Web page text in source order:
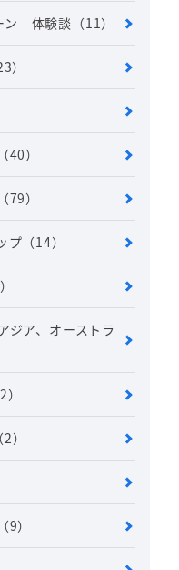
ン 体験談 （11）
）
（40）
（79）
プ （14）
ジア、オーストラ
）
（2）
（9）